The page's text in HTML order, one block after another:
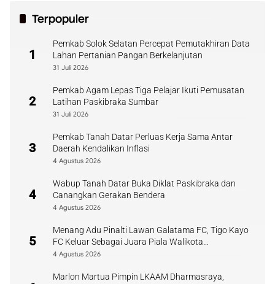
Terpopuler
1
Pemkab Solok Selatan Percepat Pemutakhiran Data
Lahan Pertanian Pangan Berkelanjutan
31 Juli 2026
2
Pemkab Agam Lepas Tiga Pelajar Ikuti Pemusatan
Latihan Paskibraka Sumbar
31 Juli 2026
3
Pemkab Tanah Datar Perluas Kerja Sama Antar
Daerah Kendalikan Inflasi
4 Agustus 2026
4
Wabup Tanah Datar Buka Diklat Paskibraka dan
Canangkan Gerakan Bendera
4 Agustus 2026
5
Menang Adu Pinalti Lawan Galatama FC, Tigo Kayo
FC Keluar Sebagai Juara Piala Walikota
Payakumbuh
4 Agustus 2026
Marlon Martua Pimpin LKAAM Dharmasraya,